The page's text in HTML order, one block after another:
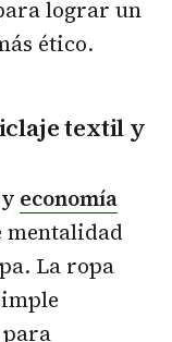
lograr un
ético.
textil y
economía
mentalidad
La ropa